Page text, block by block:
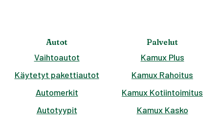
Autot
Vaihtoautot
Käytetyt pakettiautot
Automerkit
Autotyypit
Palvelut
Kamux Plus
Kamux Rahoitus
Kamux Kotiintoimitus
Kamux Kasko